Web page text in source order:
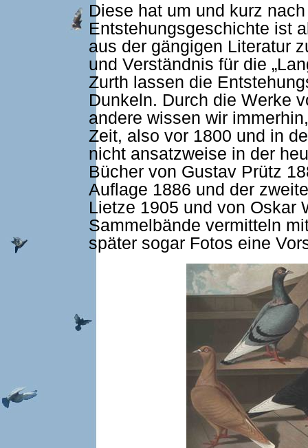
Diese hat um und kurz
Entstehungsgeschichte ist
aus der gängigen Literatur
und Verständnis für die
Zurth lassen die
Dunkeln. Durch die Werke
andere wissen wir
Zeit, also vor 1800 und in
nicht ansatzweise in der
Bücher von Gustav Prütz
Auflage 1886 und der
Lietze 1905 und von Oskar
Sammelbände vermitteln
später sogar Fotos eine